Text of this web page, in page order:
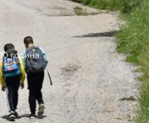
година